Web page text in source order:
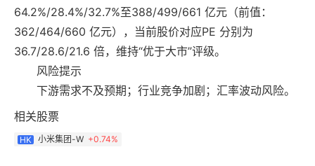
64.2%/28.4%/32.7%至388/499/661 亿元（前值：
362/464/660 亿元），当前股价对应PE 分别为
36.7/28.6/21.6 倍，维持“优于大市”评级。
风险提示
下游需求不及预期；行业竞争加剧；汇率波动风险。
相关股票
HK 小米集团-W +0.74%